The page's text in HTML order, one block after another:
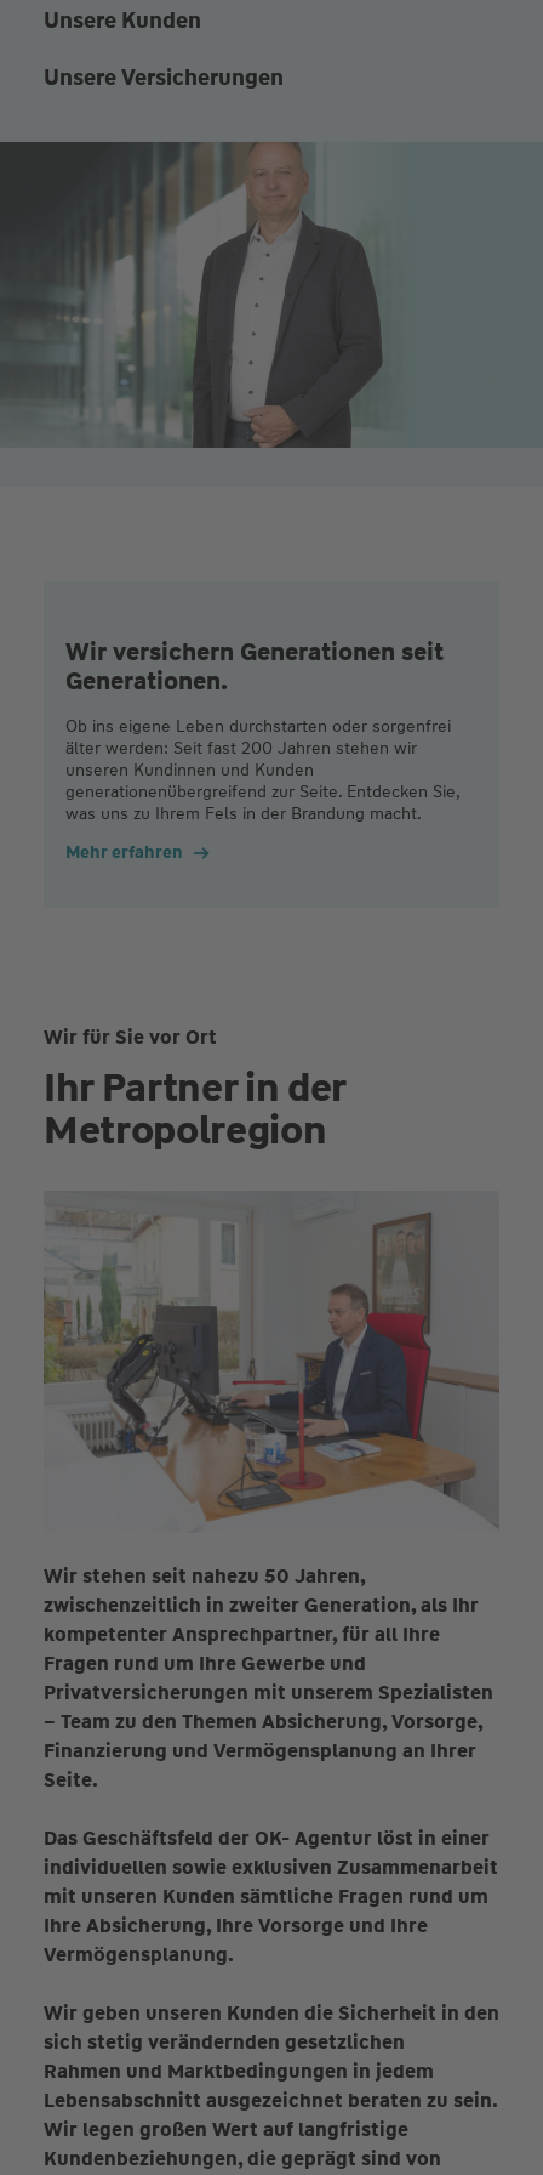
Unsere Kunden
Unsere Versicherungen
Wir versichern Generationen seit
Generationen.
Ob ins eigene Leben durchstarten oder sorgenfrei
älter werden: Seit fast 200 Jahren stehen wir
unseren Kundinnen und Kunden
generationenübergreifend zur Seite. Entdecken Sie,
was uns zu Ihrem Fels in der Brandung macht.
Mehr erfahren
Wir für Sie vor Ort
Ihr Partner in der
Metropolregion
Wir stehen seit nahezu 50 Jahren,
zwischenzeitlich in zweiter Generation, als Ihr
kompetenter Ansprechpartner, für all Ihre
Fragen rund um Ihre Gewerbe und
Privatversicherungen mit unserem Spezialisten
– Team zu den Themen Absicherung, Vorsorge,
Finanzierung und Vermögensplanung an Ihrer
Seite.
Das Geschäftsfeld der OK- Agentur löst in einer
individuellen sowie exklusiven Zusammenarbeit
mit unseren Kunden sämtliche Fragen rund um
Ihre Absicherung, Ihre Vorsorge und Ihre
Vermögensplanung.
Wir geben unseren Kunden die Sicherheit in den
sich stetig verändernden gesetzlichen
Rahmen und Marktbedingungen in jedem
Lebensabschnitt ausgezeichnet beraten zu sein.
Wir legen großen Wert auf langfristige
Kundenbeziehungen, die geprägt sind von